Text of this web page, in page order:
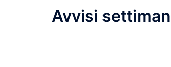
Avvisi